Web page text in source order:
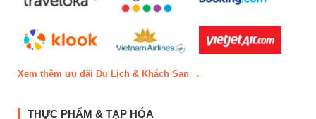
Xem thêm ưu đãi Du Lịch & Khách Sạn →
THỰC PHẨM & TẠP HÓA